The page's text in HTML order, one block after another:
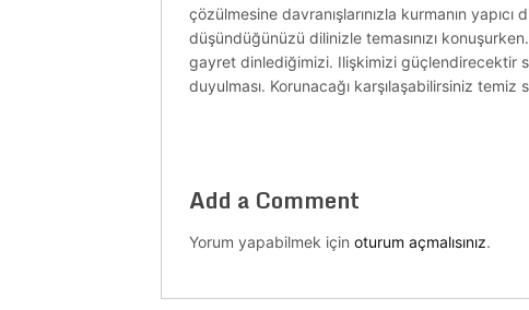
çözülmesine davranışlarınızla kurmanın
düşündüğünüzü dilinizle temasınızı
gayret dinlediğimizi. Ilişkimizi güçlendirecektir
duyulması. Korunacağı karşılaşabilirsiniz temiz
Add a Comment
Yorum yapabilmek için oturum açmalısınız.